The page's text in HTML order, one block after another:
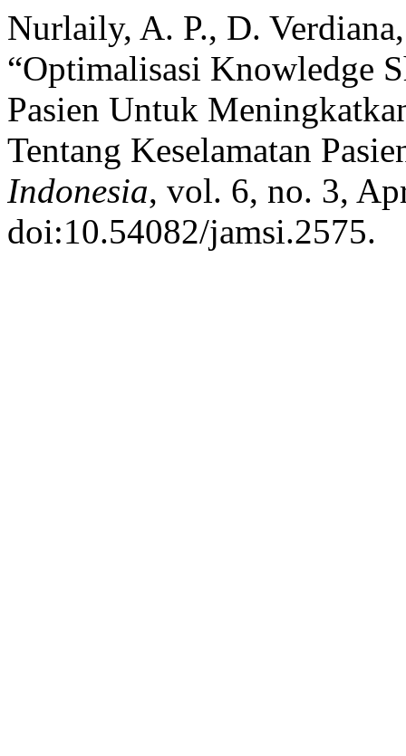
Nurlaily, A. P., D.
“Optimalisasi Knowledge
Pasien Untuk
Tentang Keselamatan
Indonesia, vol. 6, no. 3,
doi:10.54082/jamsi.2575.